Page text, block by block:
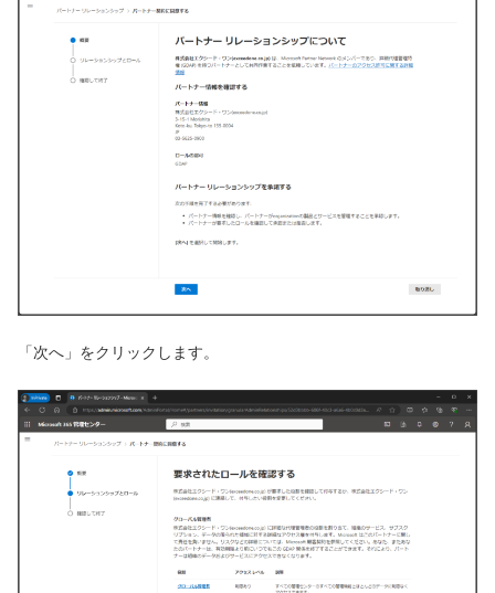
「次へ」をクリックします。